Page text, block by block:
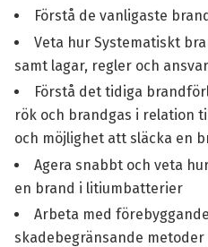
Förstå de vanligaste
Veta hur Systematiskt
samt lagar, regler och ansvar
Förstå det tidiga
rök och brandgas i relation
och möjlighet att släcka en
Agera snabbt och veta
en brand i litiumbatterier
Arbeta med
skadebegränsande metoder